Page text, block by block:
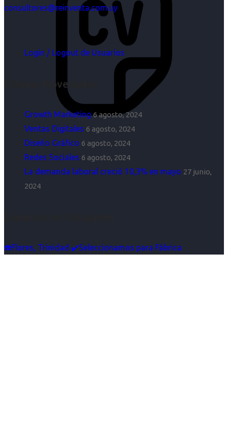
consultores@reinventa.com.uy
Login / Logout de Usuarios
Últimas Novedades
Growth Marketing 6 agosto, 2024
Ventas Digitales 6 agosto, 2024
Diseño Gráfico 6 agosto, 2024
Redes Sociales 6 agosto, 2024
La demanda laboral creció 10,3% en mayo 27 junio,
2024
☎️Flores, Trinidad ✔️Seleccionamos para Fábrica